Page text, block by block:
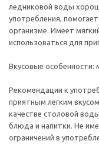
ледниковой воды
употребления,
организме. Имеет
использоваться для
Вкусовые особенности:
Рекомендации к
приятным легким
качестве столовой
блюда и напитки. Не
ограничений в